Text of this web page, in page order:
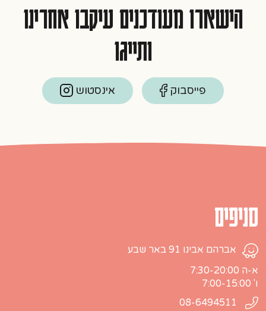
הישארו מעודכנים עיקבו אחרינו
ותייגו
פייסבוק אינסטוש
סניפים
אברהם אבינו 91 באר שבע
א-ה 7:30-20:00
ו' 7:00-15:00